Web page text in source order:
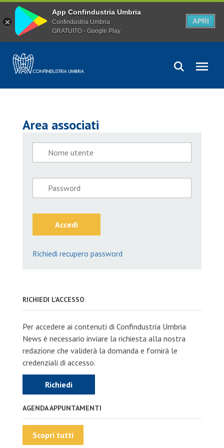
Area associati
Accedi
Richiedi recupero password
RICHIEDI L'ACCESSO
Per accedere ai contenuti di Confindustria Umbria
News è necessario inviare la richiesta alla nostra
redazione che validerà la domanda e fornirà le
credenziali di accesso.
Richiedi
AGENDA APPUNTAMENTI
Scopri tutti
App Confindustria Umbria
Confindustria Umbria
GRATUITO - Google Play
APRI